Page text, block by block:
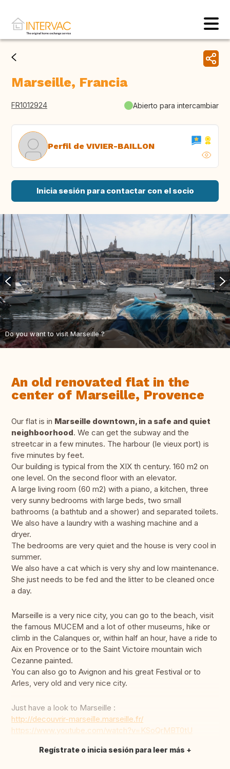
Marseille, Francia
FR1012924 Abierto para intercambiar
Perfil de VIVIER-BAILLON
Inicia sesión para contactar con el socio
Do you want to visit Marseille ?
An old renovated flat in the
center of Marseille, Provence
Our flat is in Marseille downtown, in a safe and quiet
neighboorhood. We can get the subway and the
streetcar in a few minutes. The harbour (le vieux port) is
five minutes by feet.
Our building is typical from the XIX th century. 160 m2 on
one level. On the second floor with an elevator.
A large living room (60 m2) with a piano, a kitchen, three
very sunny bedrooms with large beds, two small
bathrooms (a bathtub and a shower) and separated toilets.
We also have a laundry with a washing machine and a
dryer.
The bedrooms are very quiet and the house is very cool in
summer.
We also have a cat which is very shy and low maintenance.
She just needs to be fed and the litter to be cleaned once
a day.
Marseille is a very nice city, you can go to the beach, visit
the famous MUCEM and a lot of other museums, hike or
climb in the Calanques or, within half an hour, have a ride to
Aix en Provence or to the Saint Victoire mountain wich
Cezanne painted.
You can also go to Avignon and his great Festival or to
Arles, very old and very nice city.
Just have a look to Marseille :
http://decouvrir-marseille.marseille.fr/
https://www.youtube.com/watch?v=KSoQrMBT0tU
Traducir
Regístrate o inicia sesión para leer más